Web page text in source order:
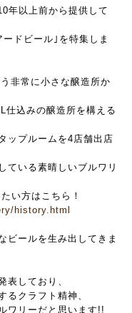
年以上前から提供して
ドビール｣を特集しま
非常に小さな醸造所か
仕込みの醸造所を構える
ップルームを4店舗出店
ている素晴しいブルワリ
い方はこちら！
history.html
ビールを生み出してきま
表しており、
るクラフト精神、
ワリーだと思います!!